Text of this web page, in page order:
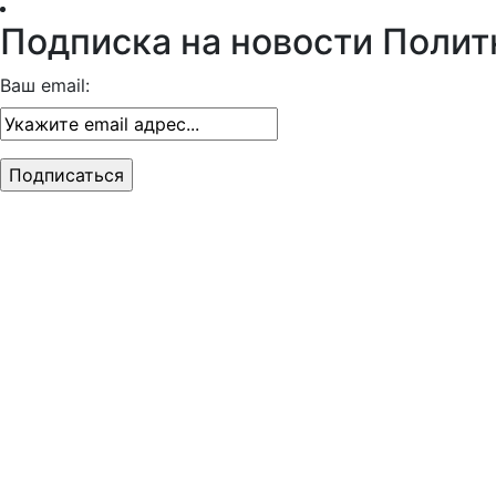
Подписка на новости
Ваш email: